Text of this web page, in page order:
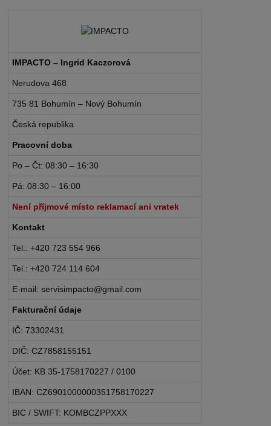
IMPACTO – Ingrid Kaczorová
Nerudova 468
735 81 Bohumín – Nový Bohumín
Česká republika
Pracovní doba
Po – Čt: 08:30 – 16:30
Pá: 08:30 – 16:00
Není příjmové místo reklamací ani vratek
Kontakt
Tel.: +420 723 554 966
Tel.: +420 724 114 604
E-mail: servisimpacto@gmail.com
Fakturační údaje
IČ: 73302431
DIČ: CZ7858155151
Účet: KB 35-1758170227 / 0100
IBAN: CZ6901000000351758170227
BIC / SWIFT: KOMBCZPPXXX